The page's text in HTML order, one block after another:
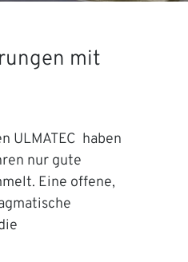
mit
ULMATEC haben
nur gute
Eine offene,